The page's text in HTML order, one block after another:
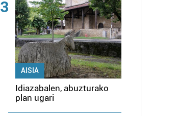
3
AISIA
Idiazabalen, abuzturako
plan ugari